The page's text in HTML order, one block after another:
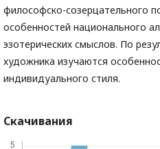
философско-созерцательного
особенностей национального
эзотерических смыслов. По
художника изучаются
индивидуального стиля.
Скачивания